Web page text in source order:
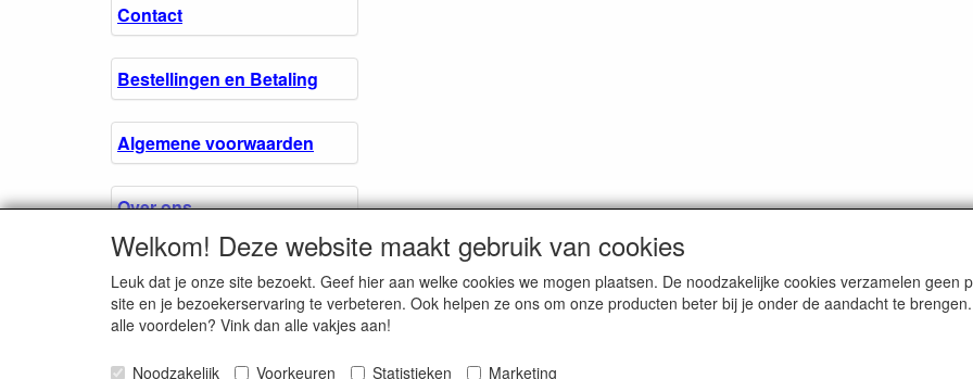
Contact
Bestellingen en Betaling
Algemene voorwaarden
Over ons.
Privacyverklaring
Welkom! Deze website maakt gebruik van cookies
Leuk dat je onze site bezoekt. Geef hier aan welke cookies we mogen plaatsen. De noodzakelijke cookies verzamelen
site en je bezoekerservaring te verbeteren. Ook helpen ze ons om onze producten beter bij je onder de aandacht te
alle voordelen? Vink dan alle vakjes aan!
Noodzakelijk Voorkeuren Statistieken Marketing